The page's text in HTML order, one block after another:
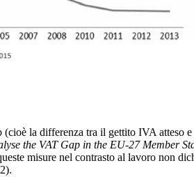
la differenza tra il gettito IVA atteso
the VAT Gap in the EU-27 Member
misure nel contrasto al lavoro non